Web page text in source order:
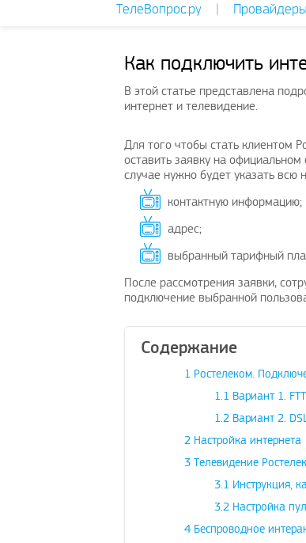
ТелеВопрос.ру | Провайдеры
Как подключить
В этой статье представлена
интернет и телевидение.
Для того чтобы стать клиентом
оставить заявку на
случае нужно будет указать
контактную информацию;
адрес;
выбранный тарифный
После рассмотрения заявки,
подключение выбранной
Содержание
1 Ростелеком.
1.1 Вариант 1.
1.2Вариант 2.
2 Настройка интернета
3 Телевидение
3.1 Инструкция,
3.2Настройка
4 Беспроводное